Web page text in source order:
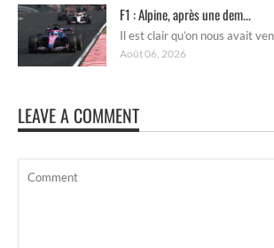
F1 : Alpine, après une dem...
Il est clair qu’on nous avait
Août 06, 2026
LEAVE A COMMENT